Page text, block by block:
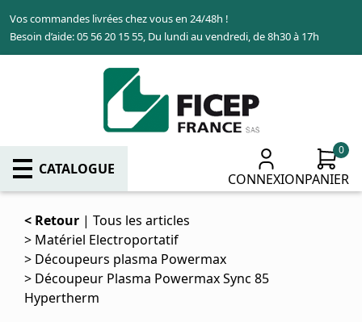
au
Vos commandes livrées chez vous en 24/48h !
Besoin d’aide: 05 56 20 15 55, Du lundi au vendredi, de 8h30 à 17h
CATALOGUE
CONNEXION
0
PANIER
Retour
Tous les articles
Matériel Electroportatif
Découpeurs plasma Powermax
Découpeur Plasma Powermax Sync 85
Hypertherm